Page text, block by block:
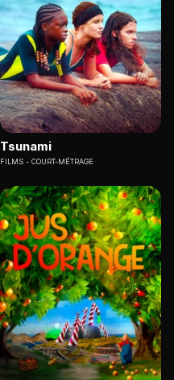
Tsunami
FILMS COURT-MÉTRAGE